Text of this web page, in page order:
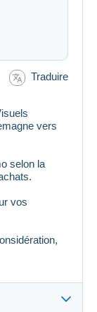
Traduire
vers
selon la
vos